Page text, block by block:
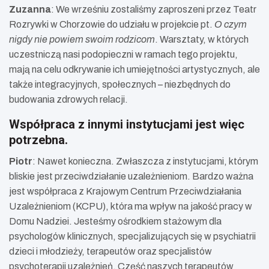
Zuzanna: We wrześniu zostaliśmy zaproszeni przez Teatr
Rozrywki w Chorzowie do udziału w projekcie pt. O czym
nigdy nie powiem swoim rodzicom. Warsztaty, w których
uczestniczą nasi podopieczni w ramach tego projektu,
mają na celu odkrywanie ich umiejętności artystycznych, ale
także integracyjnych, społecznych – niezbędnych do
budowania zdrowych relacji.
Współpraca z innymi instytucjami jest więc
potrzebna.
Piotr: Nawet konieczna. Zwłaszcza z instytucjami, którym
bliskie jest przeciwdziałanie uzależnieniom. Bardzo ważna
jest współpraca z Krajowym Centrum Przeciwdziałania
Uzależnieniom (KCPU), która ma wpływ na jakość pracy w
Domu Nadziei. Jesteśmy ośrodkiem stażowym dla
psychologów klinicznych, specjalizujących się w psychiatrii
dzieci i młodzieży, terapeutów oraz specjalistów
psychoterapii uzależnień. Część naszych terapeutów